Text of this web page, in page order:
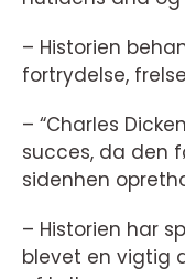
– Historien
fortrydelse,
– “Charles
succes, da den
sidenhen
– Historien har
blevet en vigtig